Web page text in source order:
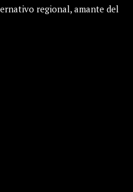
regional, amante del